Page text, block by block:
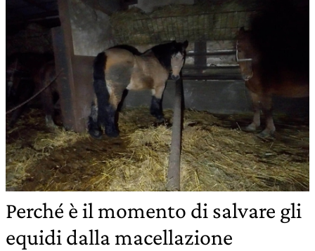
Perché è il momento di salvare gli
equidi dalla macellazione